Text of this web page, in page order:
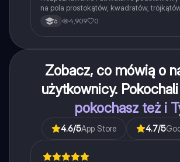
na pola prostokątów, kwadratów,
6 4,909 0
Zobacz, co mówią o
użytkownicy.
pokochasz też i
4.6/5App Store 4.7/5